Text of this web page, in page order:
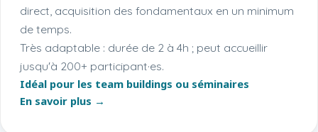
direct, acquisition des fondamentaux en un minimum
de temps.
Très adaptable : durée de 2 à 4h ; peut accueillir
jusqu'à 200+ participant·es.
Idéal pour les team buildings ou séminaires
En savoir plus →